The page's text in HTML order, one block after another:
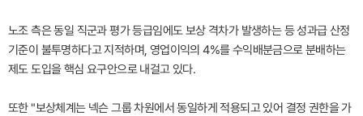
노조 측은 동일 직군과 평가 등급임에도 보상 격차가 발생하는 등 성과급 산정
기준이 불투명하다고 지적하며, 영업이익의 4%를 수익배분금으로 분배하는
제도 도입을 핵심 요구안으로 내걸고 있다.
또한 "보상체계는 넥슨 그룹 차원에서 동일하게 적용되고 있어 결정 권한을 가